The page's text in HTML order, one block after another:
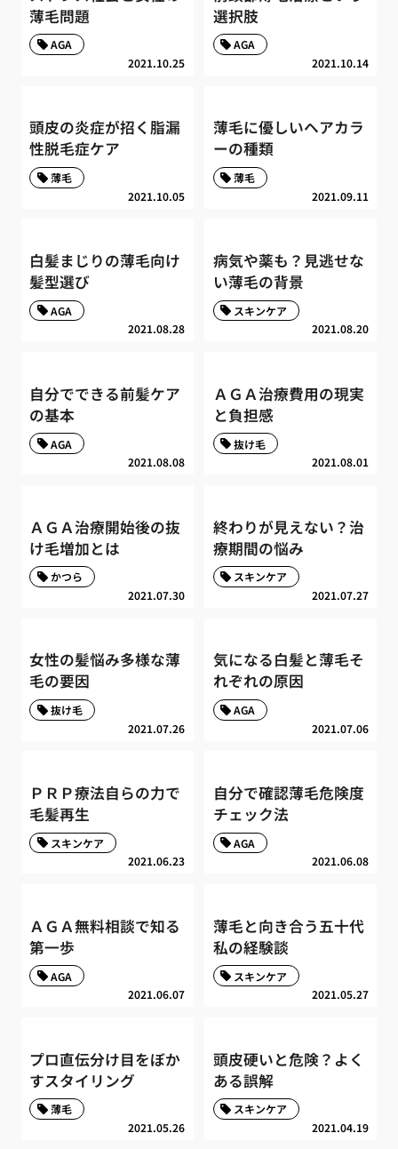
薄毛問題
2021.10.25
AGA
選択肢
2021.10.14
AGA
頭皮の炎症が招く脂漏
性脱毛症ケア
2021.10.05
薄毛
薄毛に優しいヘアカラ
ーの種類
2021.09.11
薄毛
白髪まじりの薄毛向け
髪型選び
2021.08.28
AGA
病気や薬も？見逃せな
い薄毛の背景
2021.08.20
スキンケア
自分でできる前髪ケア
の基本
2021.08.08
AGA
ＡＧＡ治療費用の現実
と負担感
2021.08.01
抜け毛
ＡＧＡ治療開始後の抜
け毛増加とは
2021.07.30
かつら
終わりが見えない？治
療期間の悩み
2021.07.27
スキンケア
女性の髪悩み多様な薄
毛の要因
2021.07.26
抜け毛
気になる白髪と薄毛そ
れぞれの原因
2021.07.06
AGA
ＰＲＰ療法自らの力で
毛髪再生
2021.06.23
スキンケア
自分で確認薄毛危険度
チェック法
2021.06.08
AGA
ＡＧＡ無料相談で知る
第一歩
2021.06.07
AGA
薄毛と向き合う五十代
私の経験談
2021.05.27
スキンケア
プロ直伝分け目をぼか
すスタイリング
2021.05.26
薄毛
頭皮硬いと危険？よく
ある誤解
2021.04.19
スキンケア